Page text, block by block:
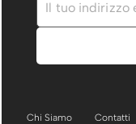
Chi Siamo Contatti